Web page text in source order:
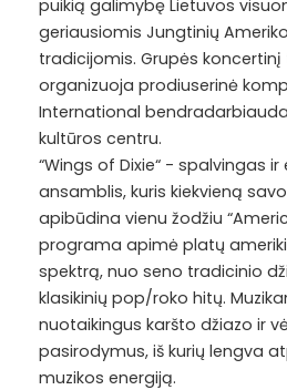
puikią galimybę Lietuvos
geriausiomis Jungtinių
tradicijomis. Grupės koncertinį
organizuoja prodiuserinė
International
kultūros centru.
“Wings of Dixie“ - spalvingas ir
ansamblis, kuris kiekvieną
apibūdina vienu žodžiu
programa apimė platų
spektrą, nuo seno tradicinio
klasikinių pop/roko hitų.
nuotaikingus karšto džiazo ir
pasirodymus, iš kurių lengva
muzikos energiją.